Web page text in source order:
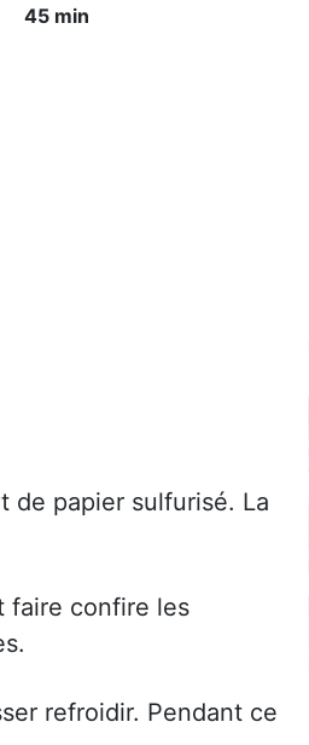
45 min
de papier sulfurisé. La
faire confire les
refroidir. Pendant ce